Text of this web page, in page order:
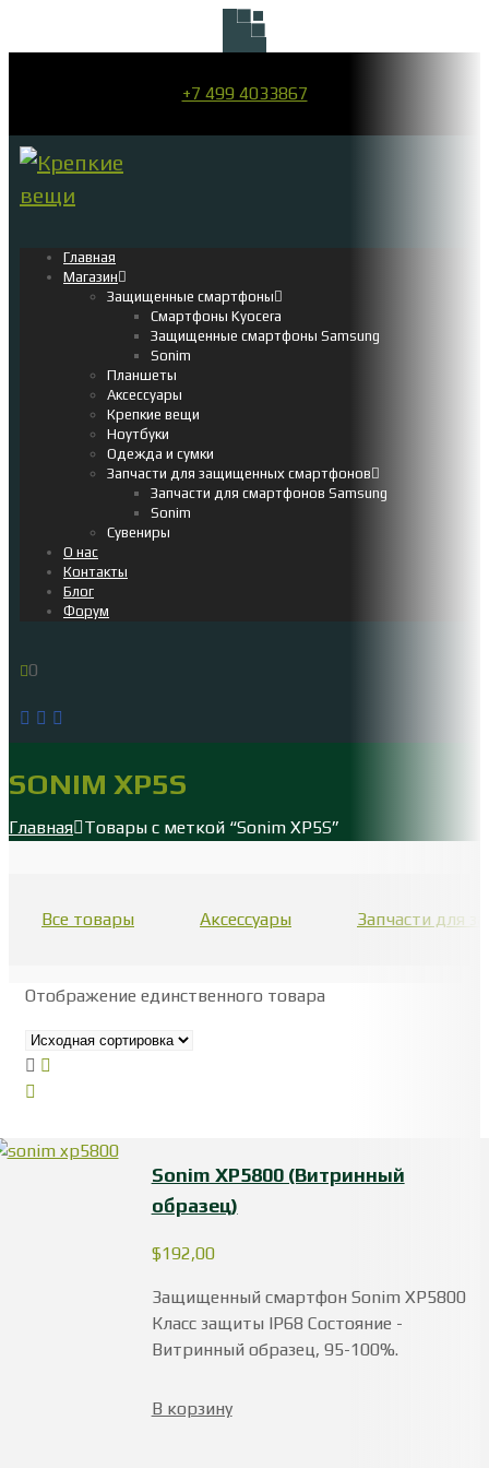
+7 499 4033867
Главная
Магазин
Защищенные смартфоны
Смартфоны Kyocera
Защищенные смартфоны Samsung
Sonim
Планшеты
Аксессуары
Крепкие вещи
Ноутбуки
Одежда и сумки
Запчасти для защищенных смартфонов
Запчасти для смартфонов Samsung
Sonim
Сувениры
О нас
Контакты
Блог
Форум
0
SONIM XP5S
Главная Товары с меткой “Sonim XP5S”
Все товары Аксессуары Запчасти для
Отображение единственного товара
Sonim XP5800 (Витринный
образец)
$192,00
Защищенный смартфон Sonim XP5800
Класс защиты IP68 Состояние -
Витринный образец, 95-100%.
В корзину